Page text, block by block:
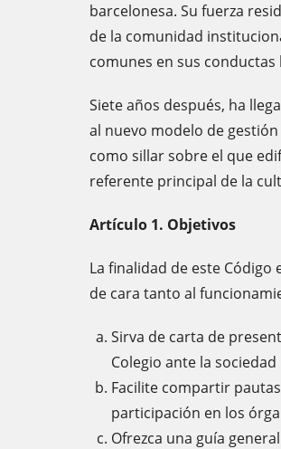
barcelonesa. Su fuerza
de la comunidad
comunes en sus
Siete años después, ha
al nuevo modelo de
como sillar sobre el que
referente principal de la
Artículo 1. Objetivos
La finalidad de este
de cara tanto al
Sirva de carta de
Colegio ante la sociedad
Facilite compartir
participación en los
Ofrezca una guía